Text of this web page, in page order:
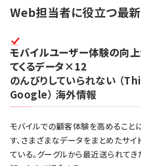
Web担当者に役立つ最
モバイルユーザー体験の向
てくるデータ×12
のんびりしていられない （
Google） 海外情報
モバイルでの顧客体験を高めること
す、さまざまなデータをまとめたサ
ている。グーグルから最近送られてき